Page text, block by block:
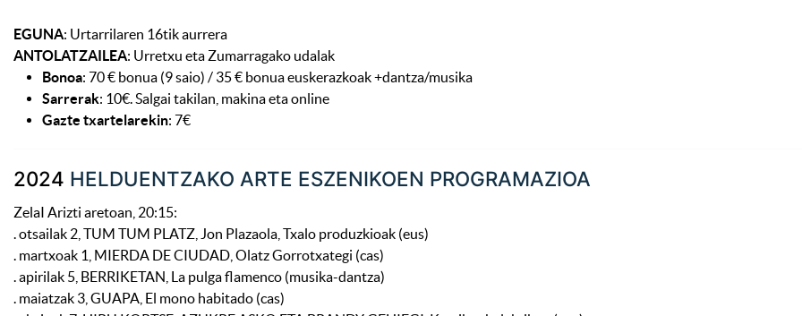
EGUNA: Urtarrilaren 16tik aurrera
ANTOLATZAILEA: Urretxu eta Zumarragako udalak
Bonoa: 70 € bonua (9 saio) / 35 € bonua euskerazkoak +dantza/musika
Sarrerak: 10€. Salgai takilan, makina eta online
Gazte txartelarekin: 7€
2024 HELDUENTZAKO ARTE ESZENIKOEN PROGRAMAZIOA
ZelaI Arizti aretoan, 20:15:
. otsailak 2, TUM TUM PLATZ, Jon Plazaola, Txalo produzkioak (eus)
. martxoak 1, MIERDA DE CIUDAD, Olatz Gorrotxategi (cas)
. apirilak 5, BERRIKETAN, La pulga flamenco (musika-dantza)
. maiatzak 3, GUAPA, El mono habitado (cas)